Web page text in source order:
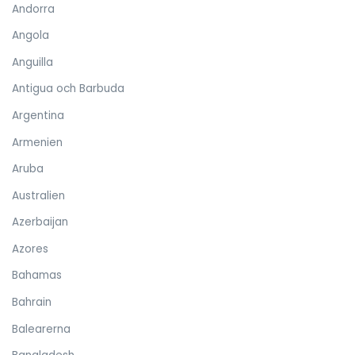
Andorra
Angola
Anguilla
Antigua och Barbuda
Argentina
Armenien
Aruba
Australien
Azerbaijan
Azores
Bahamas
Bahrain
Balearerna